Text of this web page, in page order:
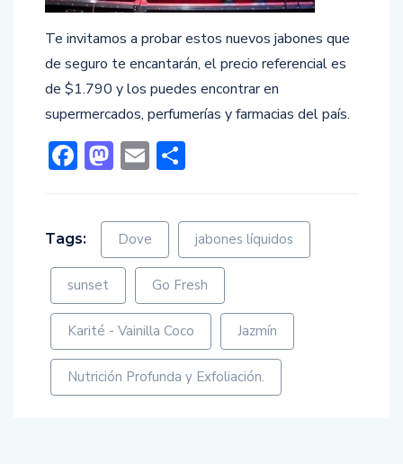
Te invitamos a probar estos nuevos jabones que
de seguro te encantarán, el precio referencial es
de $1.790 y los puedes encontrar en
supermercados, perfumerías y farmacias del país.
Facebook
Mastodon
Email
Tags: Dove jabones líquidos
sunset Go Fresh
Karité - Vainilla Coco Jazmín
Nutrición Profunda y Exfoliación.